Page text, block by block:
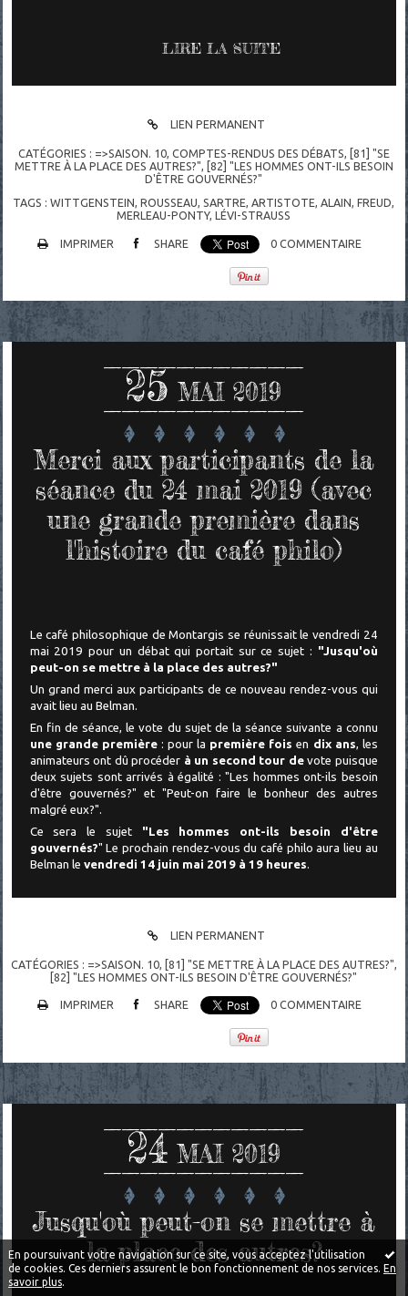
En poursuivant votre navigation sur ce site, vous acceptez l'utilisation
de cookies. Ces derniers assurent le bon fonctionnement de nos services. En
savoir plus.
LIRE LA SUITE
LIEN PERMANENT
CATÉGORIES : =>SAISON. 10, COMPTES-RENDUS DES DÉBATS, [81] "SE
METTRE À LA PLACE DES AUTRES?", [82] "LES HOMMES ONT-ILS BESOIN
D'ÊTRE GOUVERNÉS?"
TAGS :WITTGENSTEIN,ROUSSEAU,SARTRE,ARTISTOTE,ALAIN,FREUD,
MERLEAU-PONTY,LÉVI-STRAUSS
IMPRIMER SHARE 0 COMMENTAIRE
25 MAI 2019
Merci aux participants de la
séance du 24 mai 2019 (avec
une grande première dans
l'histoire du café philo)
Le café philosophique de Montargis se réunissait le vendredi 24
mai 2019 pour un débat qui portait sur ce sujet : "Jusqu'où
peut-on se mettre à la place des autres?"
Un grand merci aux participants de ce nouveau rendez-vous qui
avait lieu au Belman.
En fin de séance, le vote du sujet de la séance suivante a connu
une grande première: pour la première fois en dix ans, les
animateurs ont dû procéder à un second tour devote puisque
deux sujets sont arrivés à égalité : "Les hommes ont-ils besoin
d'être gouvernés?" et "Peut-on faire le bonheur des autres
malgré eux?".
Ce sera le sujet "Les hommes ont-ils besoin d'être
gouvernés?" Le prochain rendez-vous du café philo aura lieu au
Belman le vendredi 14 juin mai 2019 à 19 heures.
LIEN PERMANENT
CATÉGORIES : =>SAISON. 10, [81] "SE METTRE À LA PLACE DES AUTRES?",
[82] "LES HOMMES ONT-ILS BESOIN D'ÊTRE GOUVERNÉS?"
IMPRIMER SHARE 0 COMMENTAIRE
24 MAI 2019
Jusqu'où peut-on se mettre à
la place des autres?